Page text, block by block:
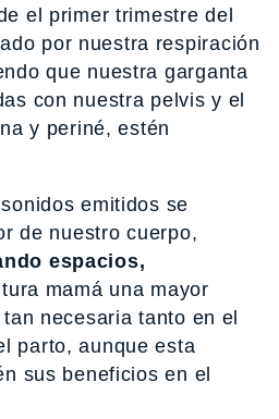
el primer trimestre del
por nuestra respiración
que nuestra garganta
con nuestra pelvis y el
y periné, estén
emitidos se
de nuestro cuerpo,
espacios,
mamá una mayor
necesaria tanto en el
parto, aunque esta
sus beneficios en el